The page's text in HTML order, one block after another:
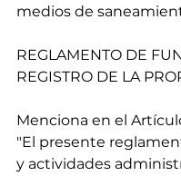
medios de
REGLAMENTO DE
REGISTRO DE LA
Menciona en el
"El presente
y actividades